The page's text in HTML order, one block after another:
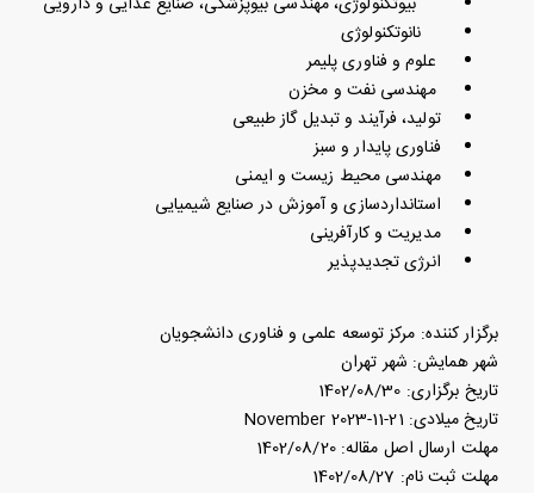
نانوتکنولوژی
علوم و فناوری پلیمر
مهندسی نفت و مخزن
تولید، فرآیند و تبدیل گاز طبیعی
فناوری پایدار و سبز
مهندسی محیط زیست و ایمنی
استانداردسازی و آموزش در صنایع شیمیایی
مدیریت و کارآفرینی
انرژی تجدیدپذیر
برگزار کننده: مرکز توسعه علمی و فناوری دانشجویان
شهر همایش: شهر تهران
تاریخ برگزاری: 1402/08/30
تاریخ میلادی: 21-11-2023 November
مهلت ارسال اصل مقاله: 1402/08/20
مهلت ثبت نام: 1402/08/27